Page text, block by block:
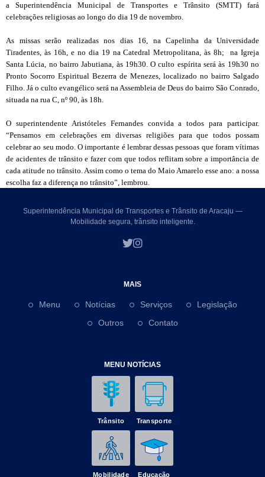
a Superintendência Municipal de Transportes e Trânsito (SMTT) fará
celebrações religiosas ao longo do dia 19 de novembro.
As missas serão realizadas nos dias 16, na Capelinha da Universidade
Tiradentes, às 16h, e no dia 19 na Catedral Metropolitana, às 8h; na Igreja
Santa Lúcia, no bairro Jabutiana, às 19h30. O culto espírita será às 19h30 no
Pronto Socorro Espiritual Bezerra de Menezes, localizado no bairro Salgado
Filho. Já o culto evangélico será na Assembleia de Deus do bairro São Conrado,
situada na rua C, nº 90, às 18h.
O superintendente Aristóteles Fernandes convida a todos para participar.
“Pensamos em celebrações em diversas religiões para que todos possam
celebrar ao seu modo. O importante é lembrar dessas pessoas que foram vítimas
de acidentes de trânsito e fazer com que todos reflitam sobre a importância de
cada atitude no trânsito. Assim como o tema do Maio Amarelo esse ano: a nossa
escolha faz a diferença no trânsito”, lembrou.
Superintendência Municipal de Transportes e Trânsito de Aracaju —
Mobilidade segura, trânsito inteligente.
MAIS
Menu Notícias Serviços
Legislação
Outros
Contato
MENU NOTÍCIAS
Trânsito Transporte
Mobilidade Educação